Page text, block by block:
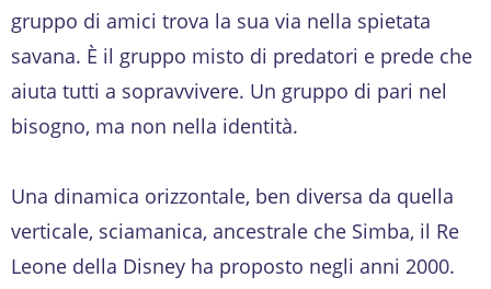
gruppo di amici trova la sua via nella spietata
savana. È il gruppo misto di predatori e prede che
aiuta tutti a sopravvivere. Un gruppo di pari nel
bisogno, ma non nella identità.
Una dinamica orizzontale, ben diversa da quella
verticale, sciamanica, ancestrale che Simba, il Re
Leone della Disney ha proposto negli anni 2000.